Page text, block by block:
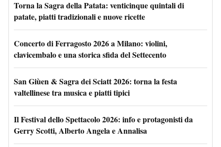
Torna la Sagra della Patata: venticinque quintali di
patate, piatti tradizionali e nuove ricette
Concerto di Ferragosto 2026 a Milano: violini,
clavicembalo e una storica sfida del Settecento
San Giùen & Sagra dei Sciatt 2026: torna la festa
valtellinese tra musica e piatti tipici
Il Festival dello Spettacolo 2026: info e protagonisti da
Gerry Scotti, Alberto Angela e Annalisa